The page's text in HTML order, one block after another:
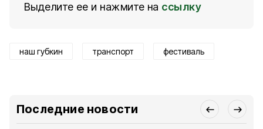
Выделите ее и нажмите на ссылку
наш губкин транспорт фестиваль
Последние новости